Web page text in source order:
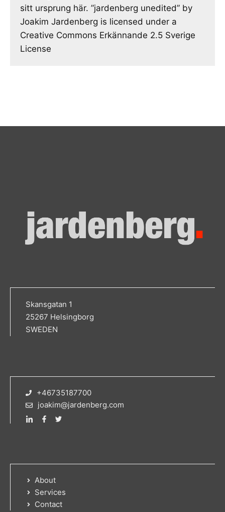
sitt ursprung här. ”jardenberg unedited” by
Joakim Jardenberg is licensed under a
Creative Commons Erkännande 2.5 Sverige
License
Skansgatan 1
25267 Helsingborg
SWEDEN
+46735187700
joakim@jardenberg.com
About
Services
Contact